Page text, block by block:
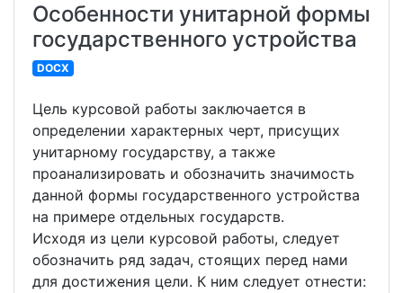
Особенности унитарной формы
государственного устройства
DOCX
Цель курсовой работы заключается в
определении характерных черт, присущих
унитарному государству, а также
проанализировать и обозначить значимость
данной формы государственного устройства
на примере отдельных государств.
Исходя из цели курсовой работы, следует
обозначить ряд задач, стоящих перед нами
для достижения цели. К ним следует отнести: